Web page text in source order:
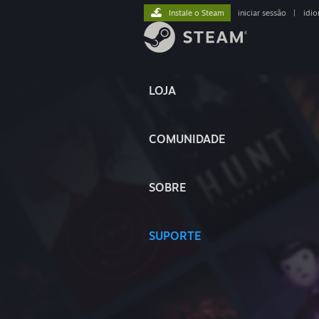
LOJA
COMUNIDADE
SOBRE
SUPORTE
Instale o Steam iniciar sessão